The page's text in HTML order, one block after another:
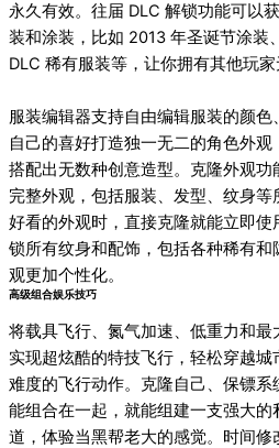
永久有效。往届 DLC 解锁功能可以
装和涂装，比如 2013 年圣诞节涂装
DLC 稀有服装等，让你拥有其他玩家
服装编辑器支持自由编辑服装的颜
自己的喜好打造独一无二的角色外
搭配出无数种创意造型。克隆外观
完整外观，包括服装、发型、纹身等
好看的外观时，直接克隆就能立即使
锁所有纹身和配饰，包括各种稀有
观更加个性化。
高级组合娱乐技巧
将载具飞行、氮气加速、低重力和
实现超炫酷的特技飞行，轻松穿越
难度的飞行动作。克隆自己、保镖系
能组合在一起，就能组建一支强大
道，体验当黑帮老大的感觉。时间